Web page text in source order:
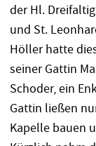
der Hl.
und St.
Höller hatte
seiner Gattin
Schoder, ein
Gattin ließen
Kapelle bauen